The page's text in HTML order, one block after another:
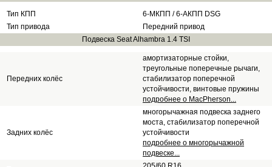
Тип КПП
6-МКПП / 6-АКПП DSG
Тип привода
Передний привод
Подвеска Seat Alhambra 1.4 TSI
Передних колёс
амортизаторные стойки,
треугольные поперечные рычаги,
стабилизатор поперечной
устойчивости, винтовые пружины
подробнее о MacPherson...
Задних колёс
многорычажная подвеска заднего
моста, стабилизатор поперечной
устойчивости
подробнее о многорычажной
подвеске...